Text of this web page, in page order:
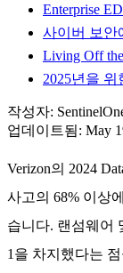
Enterprise
사이버 보안
Living Off
2025년을
작성자:
업데이트됨: May
Verizon의 2024
사고의 68% 이상
습니다. 랜섬웨어
1을 차지했다는